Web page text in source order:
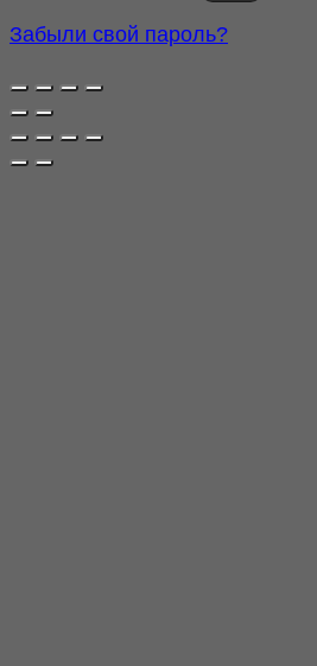
Забыли свой пароль?